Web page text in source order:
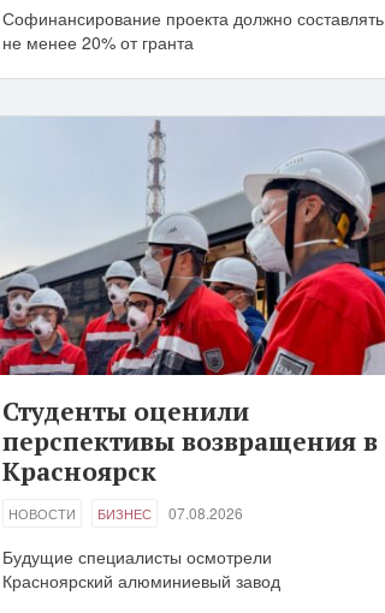
Софинансирование проекта должно составлять
не менее 20% от гранта
Студенты оценили
перспективы возвращения в
Красноярск
НОВОСТИ БИЗНЕС 07.08.2026
Будущие специалисты осмотрели
Красноярский алюминиевый завод